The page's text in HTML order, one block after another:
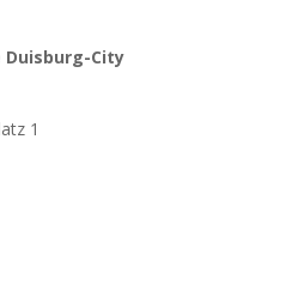
City
1